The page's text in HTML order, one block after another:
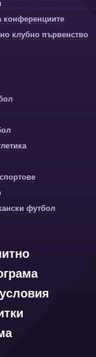
конференциите
клубно първенство
футбол